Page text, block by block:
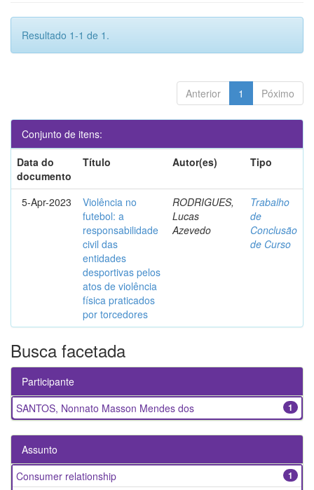
Resultado 1-1 de 1.
Anterior 1 Póximo
Conjunto de itens:
Data do
documento
Título Autor(es) Tipo
5-Apr-2023
Violência no
futebol: a
responsabilidade
civil das
entidades
desportivas pelos
atos de violência
física praticados
por torcedores
RODRIGUES,
Lucas
Azevedo
Trabalho
de
Conclusão
de Curso
Busca facetada
Participante
1
SANTOS, Nonnato Masson Mendes dos
Assunto
1
Consumer relationship